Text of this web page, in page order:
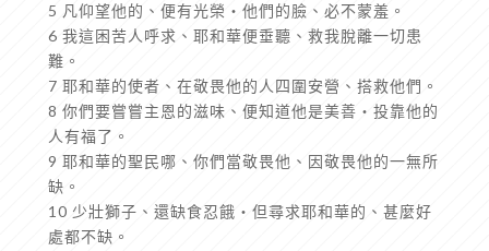
5 凡仰望他的、便有光榮‧他們的臉、必不蒙羞。
6 我這困苦人呼求、耶和華便垂聽、救我脫離一切患
難。
7 耶和華的使者、在敬畏他的人四圍安營、搭救他們。
8 你們要嘗嘗主恩的滋味、便知道他是美善‧投靠他的
人有福了。
9 耶和華的聖民哪、你們當敬畏他、因敬畏他的一無所
缺。
10 少壯獅子、還缺食忍餓‧但尋求耶和華的、甚麼好
處都不缺。